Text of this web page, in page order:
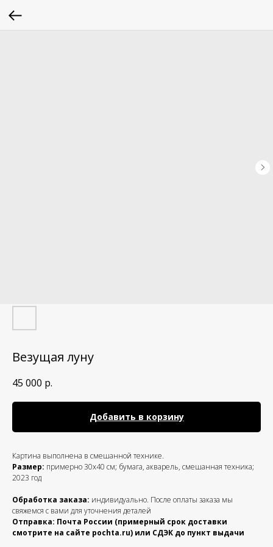
Везущая луну
45 000 р.
Добавить в корзину
Картина выполнена в смешанной технике.
Размер: примерно 30х40 см; бумага, акварель, смешанная техника;
2023 год
Обработка заказа: индивидуально. После оплаты заказа мы
свяжемся с вами для уточнения деталей
Отправка: Почта России (примерный срок доставки
смотрите на сайте pochta.ru) или СДЭК до пункт выдачи